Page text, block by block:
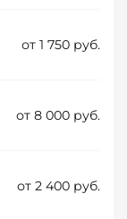
от 1 750 руб.
от 8 000 руб.
от 2 400 руб.